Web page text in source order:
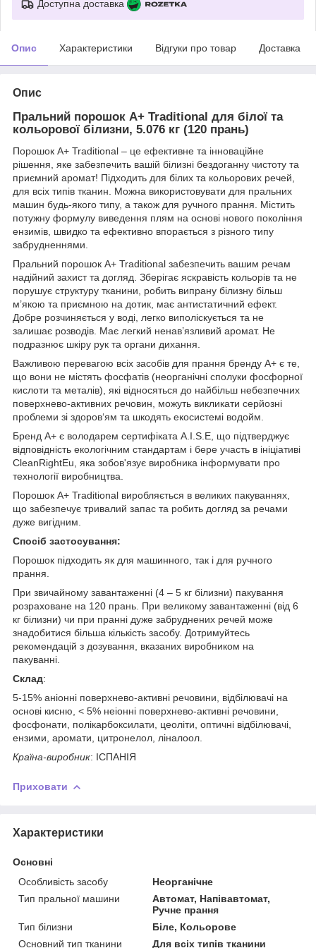
Доступна доставка
Опис Характеристики Відгуки про товар Доставка
Опис
Пральний порошок A+ Traditional для білої та
кольорової білизни, 5.076 кг (120 прань)
Порошок A+ Traditional – це ефективне та інноваційне
рішення, яке забезпечить вашій білизні бездоганну чистоту та
приємний аромат! Підходить для білих та кольорових речей,
для всіх типів тканин. Можна використовувати для пральних
машин будь-якого типу, а також для ручного прання. Містить
потужну формулу виведення плям на основі нового покоління
ензимів, швидко та ефективно впорається з різного типу
забрудненнями.
Пральний порошок A+ Traditional забезпечить вашим речам
надійний захист та догляд. Зберігає яскравість кольорів та не
порушує структуру тканини, робить випрану білизну більш
м’якою та приємною на дотик, має антистатичний ефект.
Добре розчиняється у воді, легко виполіскується та не
залишає розводів. Має легкий ненав’язливий аромат. Не
подразнює шкіру рук та органи дихання.
Важливою перевагою всіх засобів для прання бренду A+ є те,
що вони не містять фосфатів (неорганічні сполуки фосфорної
кислоти та металів), які відносяться до найбільш небезпечних
поверхнево-активних речовин, можуть викликати серйозні
проблеми зі здоров‘ям та шкодять екосистемі водойм.
Бренд А+ є володарем сертифіката A.I.S.E, що підтверджує
відповідність екологічним стандартам і бере участь в ініціативі
CleanRightEu, яка зобов'язує виробника інформувати про
технології виробництва.
Порошок A+ Traditional виробляється в великих пакуваннях,
що забезпечує тривалий запас та робить догляд за речами
дуже вигідним.
Спосіб застосування:
Порошок підходить як для машинного, так і для ручного
прання.
При звичайному завантаженні (4 – 5 кг білизни) пакування
розраховане на 120 прань. При великому завантаженні (від 6
кг білизни) чи при пранні дуже забруднених речей може
знадобитися більша кількість засобу. Дотримуйтесь
рекомендацій з дозування, вказаних виробником на
пакуванні.
Склад:
5-15% аніонні поверхнево-активні речовини, відбілювачі на
основі кисню, < 5% неіонні поверхнево-активні речовини,
фосфонати, полікарбоксилати, цеоліти, оптичні відбілювачі,
ензими, аромати, цитронелол, ліналоол.
Країна-виробник: ІСПАНІЯ
Приховати
Характеристики
Основні
Особливість засобу
Неорганічне
Тип пральної машини
Автомат, Напівавтомат,
Ручне прання
Тип білизни
Біле, Кольорове
Основний тип тканини
Для всіх типів тканини